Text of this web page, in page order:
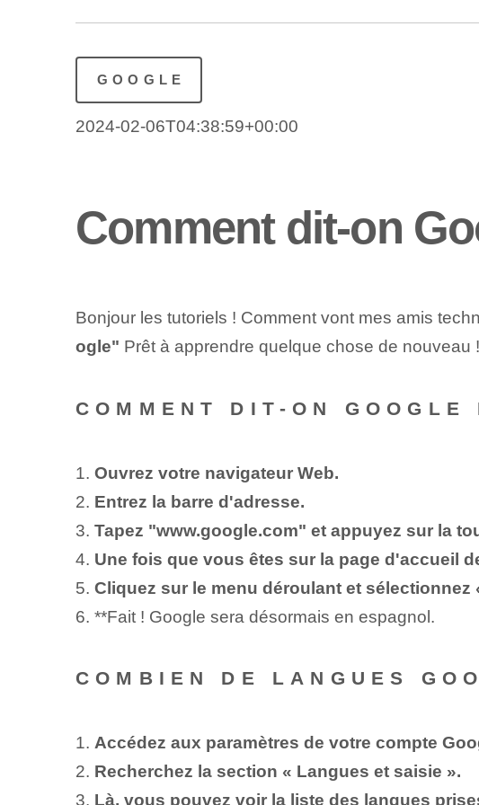
GOOGLE
2024-02-06T04:38:59+00:00
Comment dit-on
Bonjour les tutoriels ! Comment vont mes amis
ogle" Prêt à apprendre quelque chose de nouveau !
COMMENT DIT-ON GOOGLE
1. Ouvrez votre navigateur Web.
2. Entrez la barre d'adresse.
3. Tapez "www.google.com" et appuyez sur la
4. Une fois que vous êtes sur la page d'accueil
5. Cliquez sur le menu déroulant et sélectionnez
6. **Fait ! Google sera désormais en espagnol.
COMBIEN DE LANGUES
1. Accédez aux paramètres de votre compte
2. Recherchez la section « Langues et saisie ».
3. Là, vous pouvez voir la liste des langues